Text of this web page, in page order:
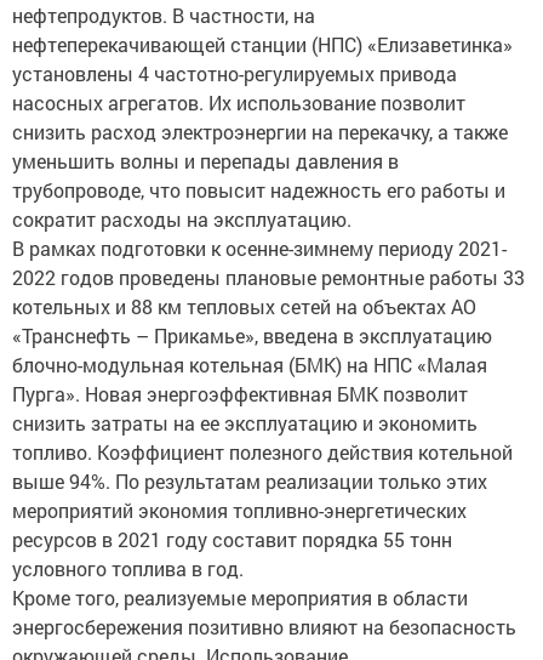
нефтепродуктов. В частности, на
нефтеперекачивающей станции (НПС) «Елизаветинка»
установлены 4 частотно-регулируемых привода
насосных агрегатов. Их использование позволит
снизить расход электроэнергии на перекачку, а также
уменьшить волны и перепады давления в
трубопроводе, что повысит надежность его работы и
сократит расходы на эксплуатацию.
В рамках подготовки к осенне-зимнему периоду 2021-
2022 годов проведены плановые ремонтные работы 33
котельных и 88 км тепловых сетей на объектах АО
«Транснефть – Прикамье», введена в эксплуатацию
блочно-модульная котельная (БМК) на НПС «Малая
Пурга». Новая энергоэффективная БМК позволит
снизить затраты на ее эксплуатацию и экономить
топливо. Коэффициент полезного действия котельной
выше 94%. По результатам реализации только этих
мероприятий экономия топливно-энергетических
ресурсов в 2021 году составит порядка 55 тонн
условного топлива в год.
Кроме того, реализуемые мероприятия в области
энергосбережения позитивно влияют на безопасность